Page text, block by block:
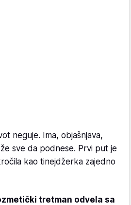
neguje. Ima, objašnjava,
sve da podnese. Prvi put je
kao tinejdžerka zajedno
tretman odvela sa